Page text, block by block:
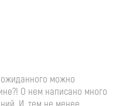
можно
О нем написано много